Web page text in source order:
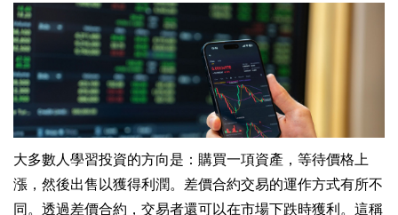
大多數人學習投資的方向是：購買一項資產，等待價格上
漲，然後出售以獲得利潤。差價合約交易的運作方式有所不
同。透過差價合約，交易者還可以在市場下跌時獲利。這稱